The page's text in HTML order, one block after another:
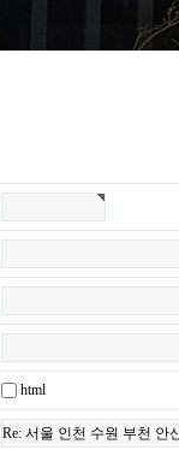
html